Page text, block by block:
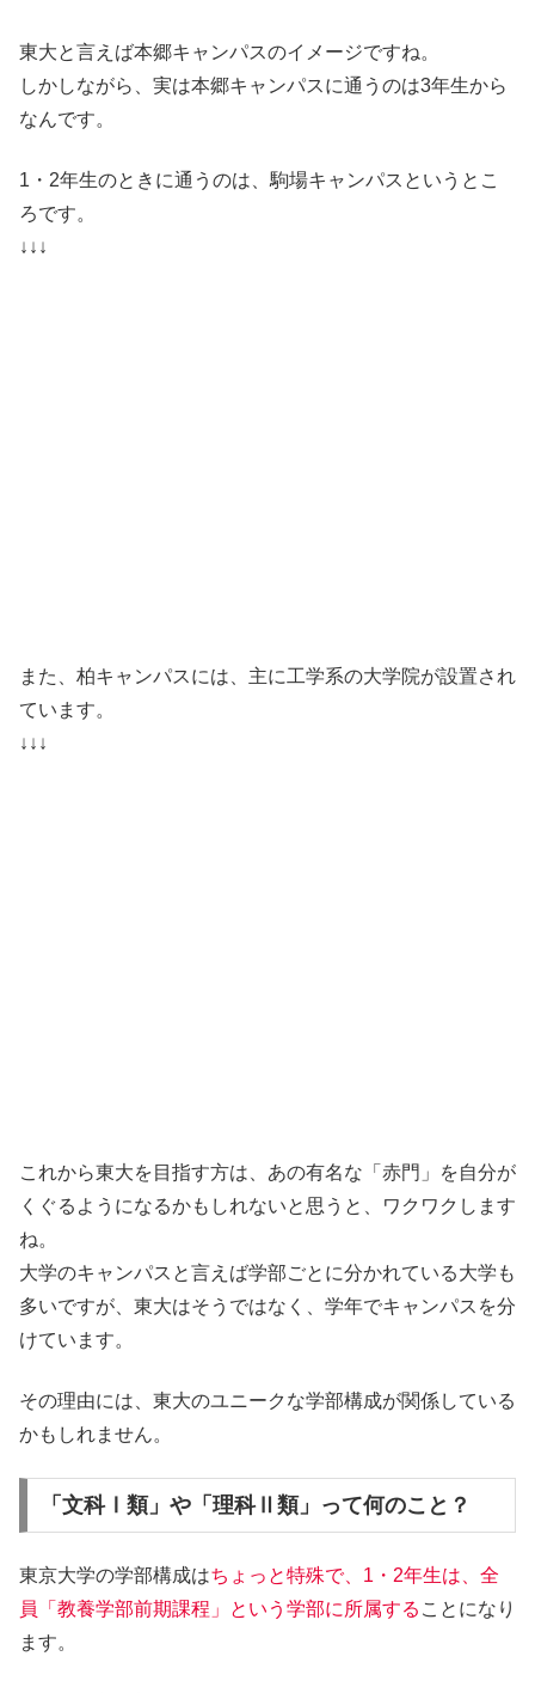
東大と言えば本郷キャンパスのイメージですね。
しかしながら、実は本郷キャンパスに通うのは3年生から
なんです。
1・2年生のときに通うのは、 駒場キャンパス というとこ
ろです。
↓↓↓
また、柏キャンパスには、主に工学系の大学院が設置され
ています。
↓↓↓
これから東大を目指す方は、あの有名な「赤門」を自分が
くぐるようになるかもしれないと思うと、ワクワクします
ね。
大学のキャンパスと言えば学部ごとに分かれている大学も
多いですが、東大はそうではなく、学年でキャンパスを分
けています。
その理由には、東大のユニークな学部構成が関係している
かもしれません。
「文科Ⅰ類」や「理科Ⅱ類」って何のこと？
東京大学の学部構成はちょっと特殊で、1・2年生は、全
員「教養学部前期課程」という学部に所属する ことになり
ます。